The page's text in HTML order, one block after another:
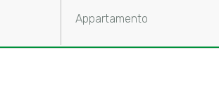
Appartamento